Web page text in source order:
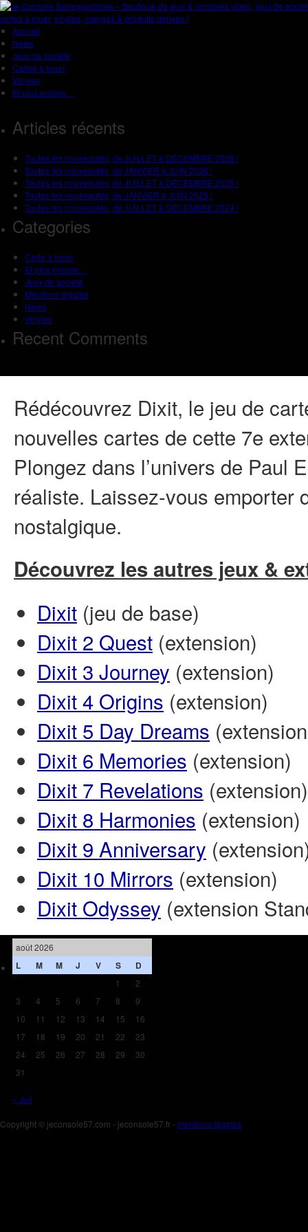
Accueil
News
Jeux de société
Cartes à jouer
Vinyles
Et plus encore…
Articles récents
Toutes les nouveautés, de JUILLET à DÉCEMBRE 2026 !
Toutes les nouveautés, de JANVIER à JUIN 2026 !
Toutes les nouveautés, de JUILLET à DÉCEMBRE 2025 !
Toutes les nouveautés, de JANVIER à JUIN 2025 !
Toutes les nouveautés, de JUILLET à DÉCEMBRE 2024 !
Categories
Carte à jouer
Et plus encore…
Jeux de société
Mentions légales
News
Vinyles
Recent Comments
Rédécouvrez Dixit, le jeu de
nouvelles cartes de cette 7e
Plongez dans l’univers de Paul
réaliste. Laissez-vous emporter
nostalgique.
Découvrez les autres jeux &
Dixit (jeu de base)
Dixit 2 Quest (extension)
Dixit 3 Journey (extension)
Dixit 4 Origins (extension)
Dixit 5 Day Dreams
Dixit 6 Memories (extension)
Dixit 7 Revelations (extension)
Dixit 8 Harmonies (extension)
Dixit 9 Anniversary
Dixit 10 Mirrors (extension)
Dixit Odyssey (extension
août 2026
L M M J V S D
1
2
3
4 5 6 7 8
9
10
11 12 13 14 15
16
17
18 19 20 21 22
23
24
25 26 27 28 29
30
31
« Juil
Copyright © jeconsole57.com - jeconsole57.fr - mentions légales